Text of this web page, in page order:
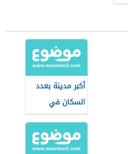
أكبر مدينة بعدد
السكان في
سويسرا